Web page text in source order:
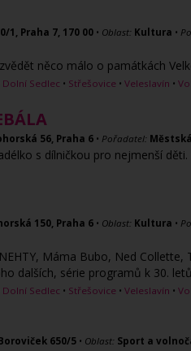
1, Praha 7, 170 00 • Oblast: Kultura •
něco málo o památkách
Dolní Sedlec • Střešovice • Veleslavín •
56, Praha 6 • Pořadatel:
s dílničkou pro nejmenší děti.
150, Praha 6 • Oblast: Kultura •
Máma Bubo, Ned Collette,
dalších, série programů k 30.
Dolní Sedlec • Střešovice • Veleslavín •
650/5 • Oblast: Sport a